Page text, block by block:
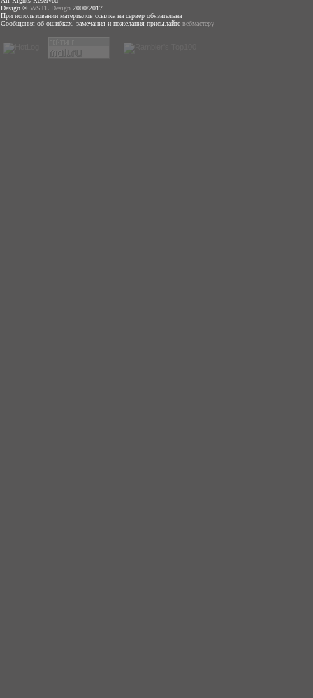
Design © WSTL Design 2000/2017
При использовании материалов ссылка на сервер обязательна
Сообщения об ошибках, замечания и пожелания присылайте вебмастеру